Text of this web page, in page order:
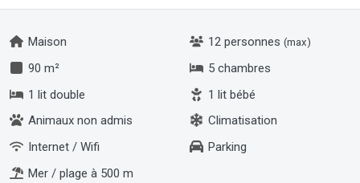
Maison 12 personnes (max)
90 m²
5 chambres
1 lit double
1 lit bébé
Animaux non admis
Climatisation
Internet / Wifi
Parking
Mer / plage à 500 m